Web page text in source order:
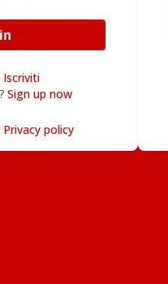
Iscriviti
Sign up now
Privacy policy